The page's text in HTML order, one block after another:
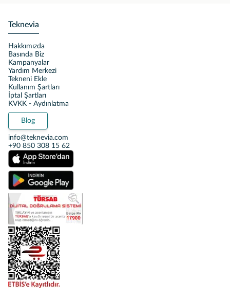
Teknevia
Hakkımızda
Basında Biz
Kampanyalar
Yardım Merkezi
Tekneni Ekle
Kullanım Şartları
İptal Şartları
KVKK - Aydınlatma
Blog
info@teknevia.com
+90 850 308 15 62